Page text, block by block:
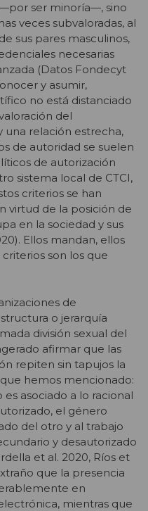
ser minoría—, sino
veces subvaloradas, al
sus pares masculinos,
necesarias
(Datos Fondecyt
y asumir,
no está distanciado
del
relación estrecha,
de autoridad se suelen
de autorización
sistema local de CTCI,
criterios se han
virtud de la posición de
en la sociedad y sus
Ellos mandan, ellos
son los que
de
o jerarquía
división sexual del
afirmar que las
repiten sin tapujos la
hemos mencionado:
asociado a lo racional
el género
del otro y al trabajo
y desautorizado
et al. 2020, Ríos et
que la presencia
en
mientras que